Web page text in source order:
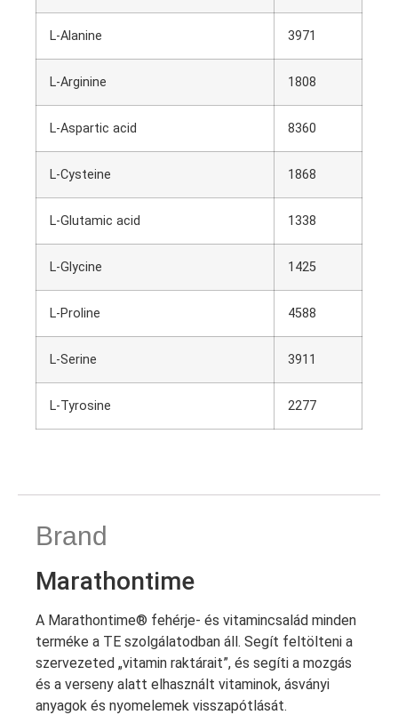
L-Alanine 3971
L-Arginine 1808
L-Aspartic acid 8360
L-Cysteine 1868
L-Glutamic acid 1338
L-Glycine 1425
L-Proline 4588
L-Serine 3911
L-Tyrosine 2277
Brand
Marathontime
A Marathontime® fehérje- és vitamincsalád minden
terméke a TE szolgálatodban áll. Segít feltölteni a
szervezeted „vitamin raktárait”, és segíti a mozgás
és a verseny alatt elhasznált vitaminok, ásványi
anyagok és nyomelemek visszapótlását.